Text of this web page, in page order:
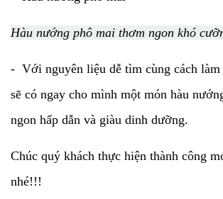
Hàu nướng phô mai thơm ngon khó
- Với nguyên liệu dễ tìm cùng cách làm
sẽ có ngay cho mình một món hàu
ngon hấp dẫn và giàu dinh dưỡng.
Chúc quý khách thực hiện thành công
nhé!!!